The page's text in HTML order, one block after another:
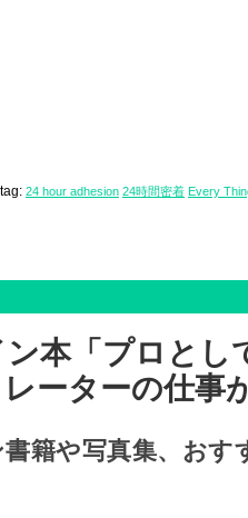
tag: 24 hour adhesion 24時間密着 Every
本「プロとし
ーターの仕事
籍や写真集、おす